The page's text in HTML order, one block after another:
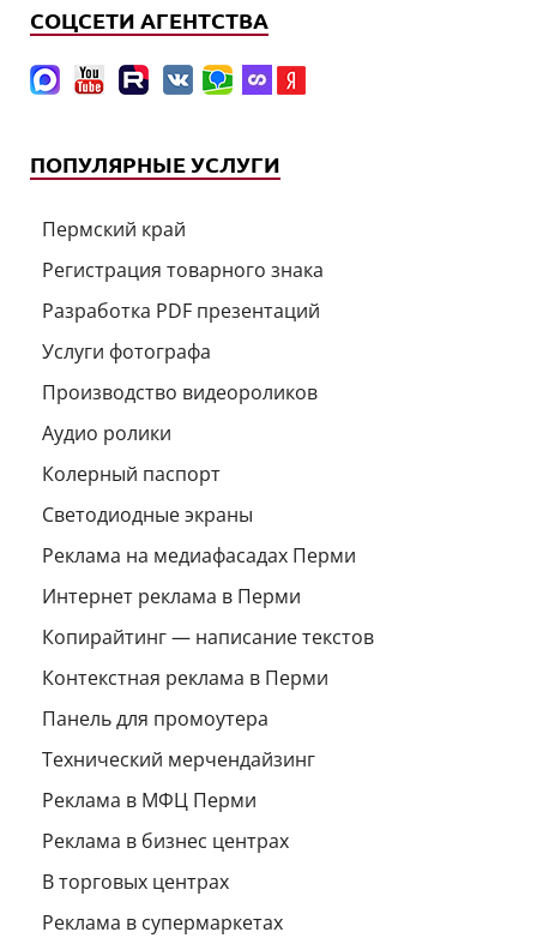
СОЦСЕТИ АГЕНТСТВА
ПОПУЛЯРНЫЕ УСЛУГИ
Пермский край
Регистрация товарного знака
Разработка PDF презентаций
Услуги фотографа
Производство видеороликов
Аудио ролики
Колерный паспорт
Светодиодные экраны
Реклама на медиафасадах Перми
Интернет реклама в Перми
Копирайтинг — написание текстов
Контекстная реклама в Перми
Панель для промоутера
Технический мерчендайзинг
Реклама в МФЦ Перми
Реклама в бизнес центрах
В торговых центрах
Реклама в супермаркетах